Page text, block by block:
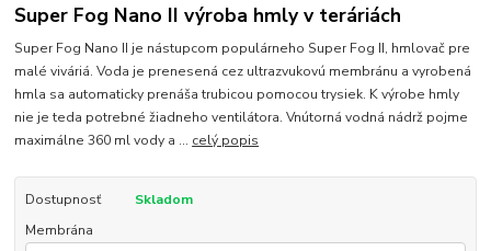
Super Fog Nano II výroba hmly v teráriách
Super Fog Nano II je nástupcom populárneho Super Fog II, hmlovač pre
malé viváriá. Voda je prenesená cez ultrazvukovú membránu a vyrobená
hmla sa automaticky prenáša trubicou pomocou trysiek. K výrobe hmly
nie je teda potrebné žiadneho ventilátora. Vnútorná vodná nádrž pojme
maximálne 360 ml vody a ... celý popis
Dostupnosť
Skladom
Membrána